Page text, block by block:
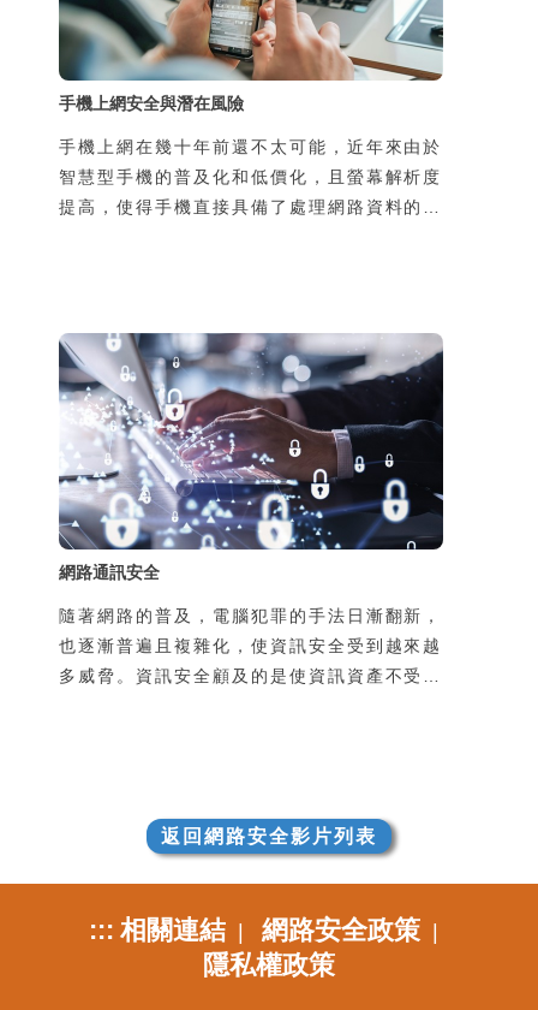
手機上網安全與潛在風險
手機上網在幾十年前還不太可能，近年來由於
智慧型手機的普及化和低價化，且螢幕解析度
提高，使得手機直接具備了處理網路資料的能
是私用或是經過公司網路管理人員保護，如今
透過手機在陌生的地方使用別人的線路上網，
可能導致通訊內容被竊聽，第二個原因是由於
使用了惡意的App卻不瞭解其風險，也可能導
致個資外洩，並且可能導致本人手機的發話或
簡訊功能被盜用，所
網路通訊安全
隨著網路的普及，電腦犯罪的手法日漸翻新，
也逐漸普遍且複雜化，使資訊安全受到越來越
多威脅。資訊安全顧及的是使資訊資產不受到
解並培養良好的使用習慣是很重要的。
返回網路安全影片列表
::: 相關連結| 網路安全政策|
隱私權政策